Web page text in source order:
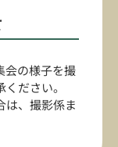
会の様子を撮
ださい。
は、撮影係ま